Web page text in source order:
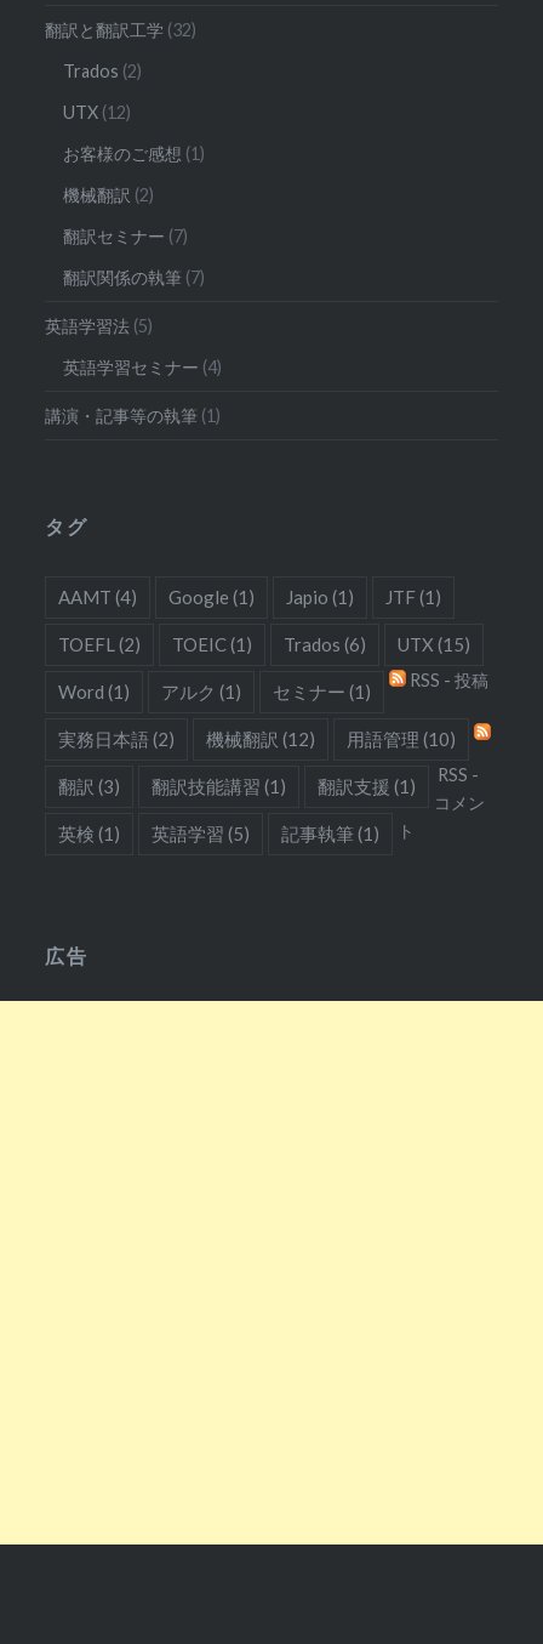
翻訳と翻訳工学 (32)
Trados (2)
UTX (12)
お客様のご感想 (1)
機械翻訳 (2)
翻訳セミナー (7)
翻訳関係の執筆 (7)
英語学習法 (5)
英語学習セミナー (4)
講演・記事等の執筆 (1)
タグ
AAMT (4) Google (1) Japio (1) JTF(1)
TOEFL (2) TOEIC(1) Trados (6) UTX (15)
Word (1) アルク (1) セミナー (1)
実務日本語 (2) 機械翻訳 (12) 用語管理 (10)
翻訳 (3) 翻訳技能講習 (1) 翻訳支援 (1)
英検 (1) 英語学習 (5) 記事執筆(1)
RSS - 投稿
RSS -
コメン
ト
広告